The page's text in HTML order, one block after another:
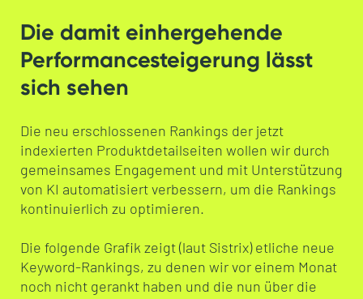
Die damit einhergehende
Performancesteigerung lässt
sich sehen
Die neu erschlossenen Rankings der jetzt
indexierten Produktdetailseiten wollen wir durch
gemeinsames Engagement und mit Unterstützung
von KI automatisiert verbessern, um die Rankings
kontinuierlich zu optimieren.
Die folgende Grafik zeigt (laut Sistrix) etliche neue
Keyword-Rankings, zu denen wir vor einem Monat
noch nicht gerankt haben und die nun über die